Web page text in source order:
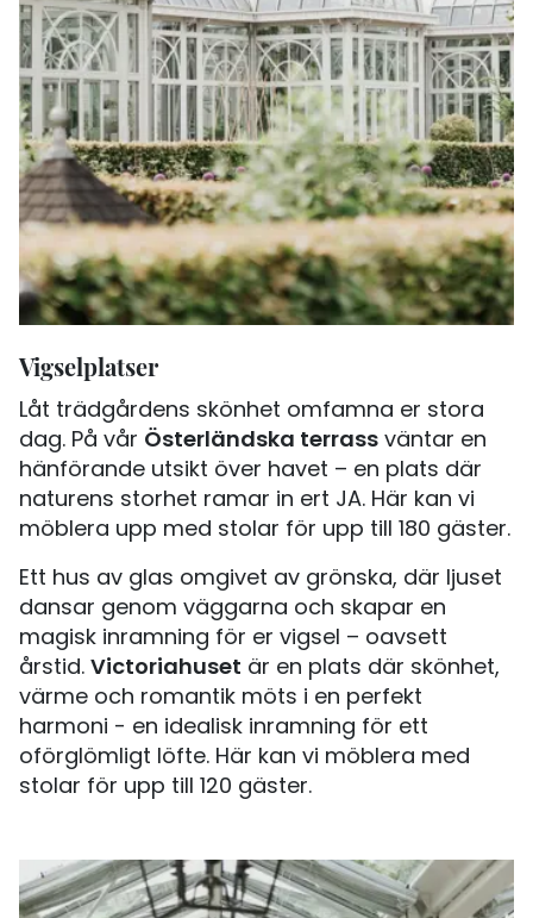
Vigselplatser
Låt trädgårdens skönhet omfamna er stora
dag. På vår Österländska terrassväntar en
hänförande utsikt över havet – en plats där
naturens storhet ramar in ert JA. Här kan vi
möblera upp med stolar för upp till 180 gäster.
Ett hus av glas omgivet av grönska, där ljuset
dansar genom väggarna och skapar en
magisk inramning för er vigsel – oavsett
årstid.Victoriahuset är en plats där skönhet,
värme och romantik möts i en perfekt
harmoni - en idealisk inramning för ett
oförglömligt löfte. Här kan vi möblera med
stolar för upp till 120 gäster.